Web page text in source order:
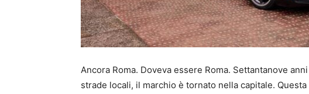
Ancora Roma. Doveva essere Roma. Settantanove
strade locali, il marchio è tornato nella capitale.